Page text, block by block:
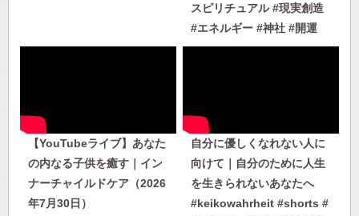
スピリチュアル #現実創造
#エネルギー #神社 #開運
【YouTubeライブ】あなた
の内なる子供を癒す｜イン
ナーチャイルドケア（2026
年7月30日）
自分に優しくなれない人に
向けて｜自分のために人生
を生きられないあなたへ
#keikowahrheit #shorts #